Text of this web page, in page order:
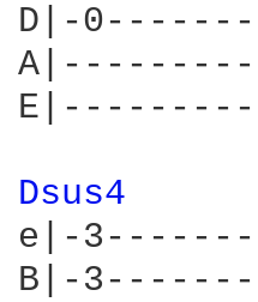
D|-0-------|
A|---------|
E|---------|
Dsus4
e|-3-------|
B|-3-------|